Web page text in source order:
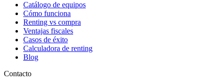
Catálogo de equipos
Cómo funciona
Renting vs compra
Ventajas fiscales
Casos de éxito
Calculadora de renting
Blog
Contacto